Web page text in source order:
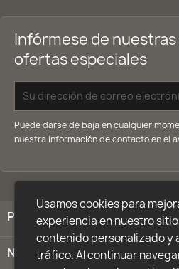
Infórmese de
ofertas especiales
Puede darse de baja en cualquier
nuestra información de contacto en el
PRODUCTOS
NUESTRA EMPRESA
Usamos cookies para
experiencia en nuestro
contenido personalizado y
tráfico. Al continuar